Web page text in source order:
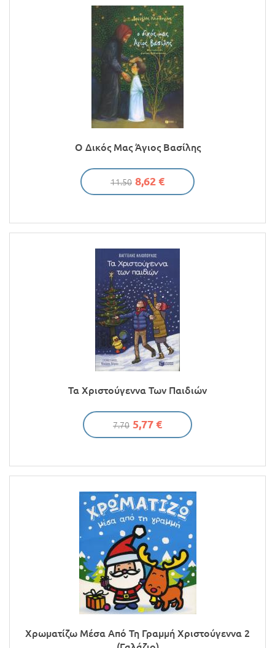
Ο Δικός Μας Άγιος Βασίλης
11.50 8,62 €
Τα Χριστούγεννα Των Παιδιών
7.70 5,77 €
Χρωματίζω Μέσα Από Τη Γραμμή Χριστούγεννα 2